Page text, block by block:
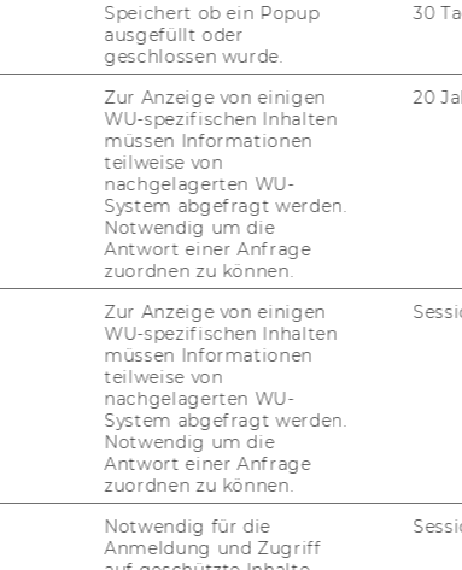
en­ga­gier­te Stu­die­ren­de, die
und ihreEr­fah­run­
Ihr habt bei uns dieein­ma­li­ge
mit­zu­wir­ken und eure
WU Im­pact Com­mu­ni­ty
Er­ar­bei­tung eines So­
(in Grup­pen von 30-60 Stu­die­ren­den)
für Un­ter­neh­mens­füh­rung) und
un­ter­stüt­zen bei der Pla­nung und Durch­
, An­eig­nen von
Speichert ob ein Popup
ausgefüllt oder
geschlossen wurde.
30
Zur Anzeige von einigen
WU-spezifischen Inhalten
müssen Informationen
teilweise von
nachgelagerten WU-
System abgefragt werden.
Notwendig um die
Antwort einer Anfrage
zuordnen zu können.
20
Zur Anzeige von einigen
WU-spezifischen Inhalten
müssen Informationen
teilweise von
nachgelagerten WU-
System abgefragt werden.
Notwendig um die
Antwort einer Anfrage
zuordnen zu können.
Notwendig für die
Anmeldung und Zugriff